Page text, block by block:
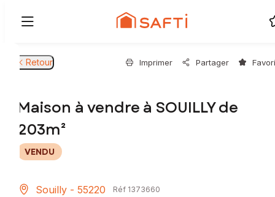
Retour Imprimer Partager
Maison à vendre à SOUILLY de
203m²
VENDU
Souilly - 55220 Réf 1373660